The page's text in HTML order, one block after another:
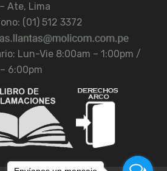
Ate, Lima
(01) 512 3372
Lun-Vie 8:00am – 1:00pm /
6:00pm